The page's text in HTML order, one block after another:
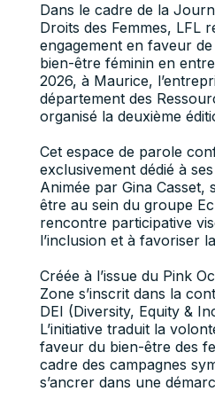
Dans le cadre de la
Droits des Femmes, LFL
engagement en faveur
bien-être féminin en
2026, à Maurice,
département des
organisé la deuxième
Cet espace de parole
exclusivement dédié à
Animée par Gina Casset,
être au sein du groupe
rencontre participative
l’inclusion et à favoriser
Créée à l’issue du Pink
Zone s’inscrit dans la
DEI (Diversity, Equity &
L’initiative traduit la
faveur du bien-être des
cadre des campagnes
s’ancrer dans une